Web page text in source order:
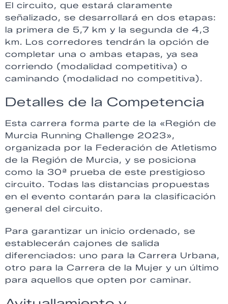
El circuito, que estará claramente
señalizado, se desarrollará en dos etapas:
la primera de 5,7 km y la segunda de 4,3
km. Los corredores tendrán la opción de
completar una o ambas etapas, ya sea
corriendo (modalidad competitiva) o
caminando (modalidad no competitiva).
Detalles de la Competencia
Esta carrera forma parte de la «Región de
Murcia Running Challenge 2023»,
organizada por la Federación de Atletismo
de la Región de Murcia, y se posiciona
como la 30ª prueba de este prestigioso
circuito. Todas las distancias propuestas
en el evento contarán para la clasificación
general del circuito.
Para garantizar un inicio ordenado, se
establecerán cajones de salida
diferenciados: uno para la Carrera Urbana,
otro para la Carrera de la Mujer y un último
para aquellos que opten por caminar.